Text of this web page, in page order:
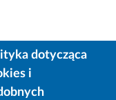
dotycząca
i